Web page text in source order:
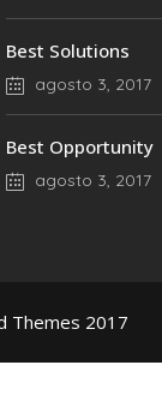
Best Solutions
agosto 3, 2017
Best Opportunity
agosto 3, 2017
Themes 2017